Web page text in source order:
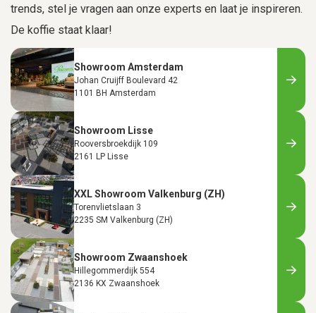
trends, stel je vragen aan onze experts en laat je inspireren.
De koffie staat klaar!
Showroom Amsterdam
Johan Cruijff Boulevard 42
1101 BH Amsterdam
Showroom Lisse
Rooversbroekdijk 109
2161 LP Lisse
XXL Showroom Valkenburg (ZH)
Torenvlietslaan 3
2235 SM Valkenburg (ZH)
Showroom Zwaanshoek
Hillegommerdijk 554
2136 KX Zwaanshoek